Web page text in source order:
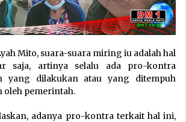
Mito, suara-suara miring iu adalah hal
saja, artinya selalu ada pro-kontra
yang dilakukan atau yang ditempuh
oleh pemerintah.
adanya pro-kontra terkait hal ini,